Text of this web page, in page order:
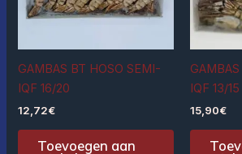
GAMBAS BT HOSO SEMI-
IQF 16/20
12,72€
Toevoegen aan
IQF 13/15
15,90€